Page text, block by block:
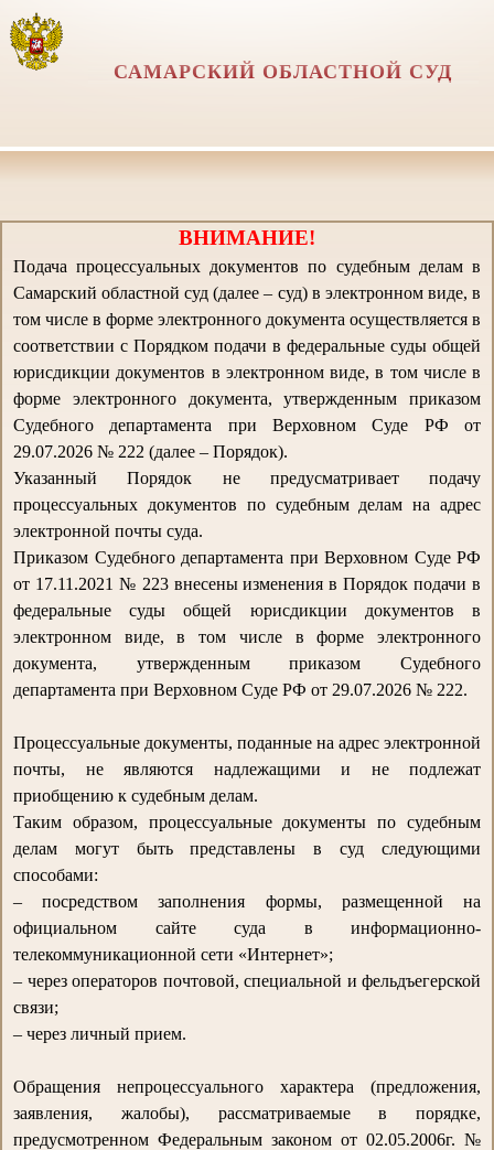
САМАРСКИЙ ОБЛАСТНОЙ СУД
ВНИМАНИЕ!
Подача процессуальных документов по судебным делам в
Самарский областной суд (далее – суд) в электронном виде, в
том числе в форме электронного документа осуществляется в
соответствии с Порядком подачи в федеральные суды общей
юрисдикции документов в электронном виде, в том числе в
форме электронного документа, утвержденным приказом
Судебного департамента при Верховном Суде РФ от
29.07.2026 № 222 (далее – Порядок).
Указанный Порядок не предусматривает подачу
процессуальных документов по судебным делам на адрес
электронной почты суда.
Приказом Судебного департамента при Верховном Суде РФ
от 17.11.2021 № 223 внесены изменения в Порядок подачи в
федеральные суды общей юрисдикции документов в
электронном виде, в том числе в форме электронного
документа, утвержденным приказом Судебного
департамента при Верховном Суде РФ от 29.07.2026 № 222.
Процессуальные документы, поданные на адрес электронной
почты, не являются надлежащими и не подлежат
приобщению к судебным делам.
Таким образом, процессуальные документы по судебным
делам могут быть представлены в суд следующими
способами:
– посредством заполнения формы, размещенной на
официальном сайте суда в информационно-
телекоммуникационной сети «Интернет»;
– через операторов почтовой, специальной и фельдъегерской
связи;
– через личный прием.
Обращения непроцессуального характера (предложения,
заявления, жалобы), рассматриваемые в порядке,
предусмотренном Федеральным законом от 02.05.2006г. №